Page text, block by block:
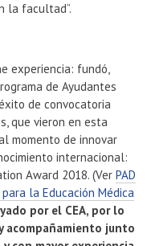
la facultad”.
experiencia: fundó,
de Ayudantes
de convocatoria
que vieron en esta
momento de innovar
internacional:
Award 2018. (Ver PAD
la Educación Médica
por el CEA, por lo
acompañamiento junto